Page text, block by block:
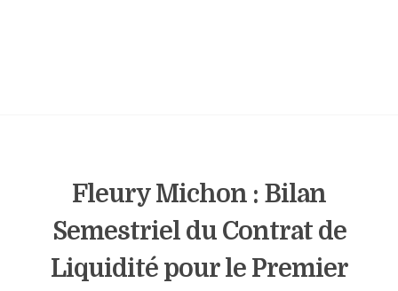
Fleury Michon : Bilan
Semestriel du Contrat de
Liquidité pour le Premier